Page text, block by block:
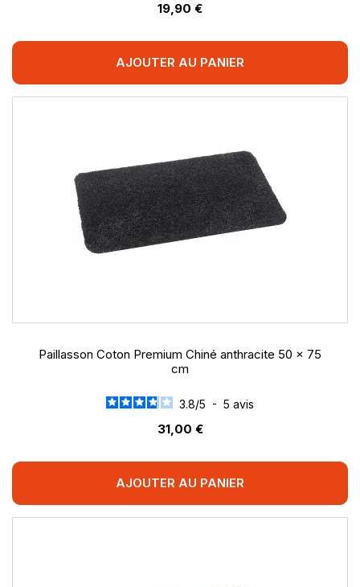
19,90 €
AJOUTER AU PANIER
Paillasson Coton Premium Chiné anthracite 50 x 75
cm
3.8/5 - 5 avis
31,00 €
AJOUTER AU PANIER